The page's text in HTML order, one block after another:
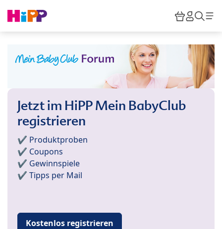
HiPP
Jetzt im HiPP Mein BabyClub
registrieren
✔️ Produktproben
✔️ Coupons
✔️ Gewinnspiele
✔️ Tipps per Mail
Kostenlos registrieren